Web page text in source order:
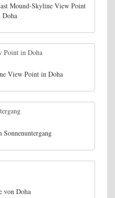
Mound-Skyline View Point
Doha
View Point in Doha
Sonnenuntergang
von Doha